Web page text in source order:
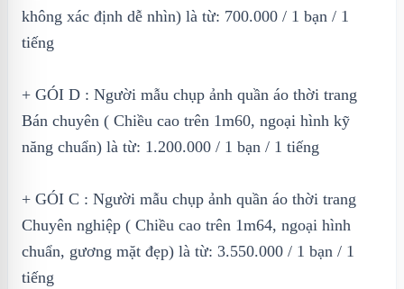
không xác định dễ nhìn) là từ: 700.000 / 1 bạn / 1
tiếng
+ GÓI D : Người mẫu chụp ảnh quần áo thời trang
Bán chuyên ( Chiều cao trên 1m60, ngoại hình kỹ
năng chuẩn) là từ: 1.200.000 / 1 bạn / 1 tiếng
+ GÓI C : Người mẫu chụp ảnh quần áo thời trang
Chuyên nghiệp ( Chiều cao trên 1m64, ngoại hình
chuẩn, gương mặt đẹp) là từ: 3.550.000 / 1 bạn / 1
tiếng